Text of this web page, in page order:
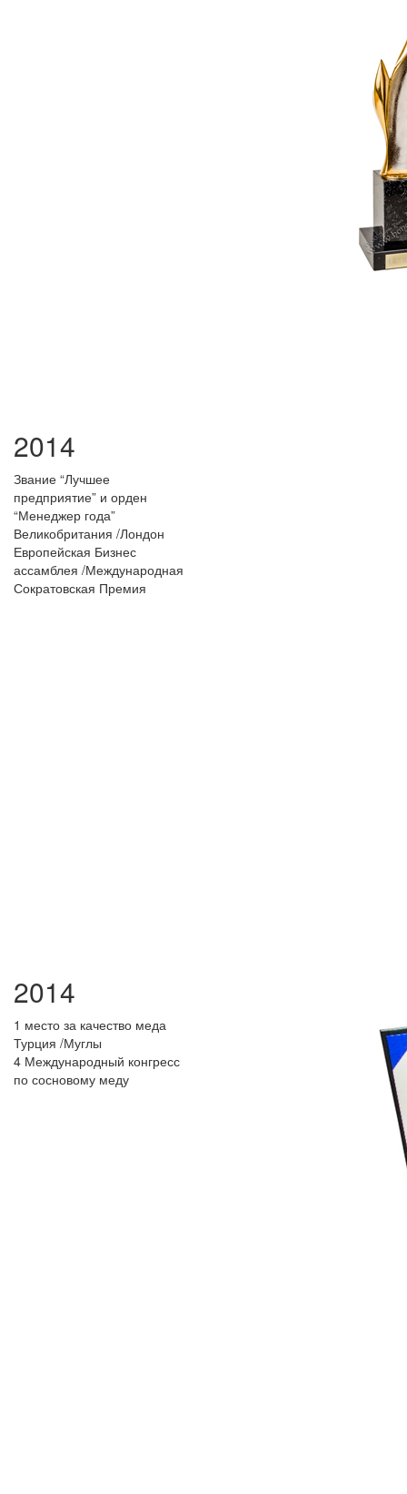
2014
Звание “Лучшее
предприятие” и орден
“Менеджер года”
Великобритания /Лондон
Европейская Бизнес
ассамблея /Международная
Сократовская Премия
2014
1 место за качество меда
Турция /Муглы
4 Международный конгресс
по сосновому меду